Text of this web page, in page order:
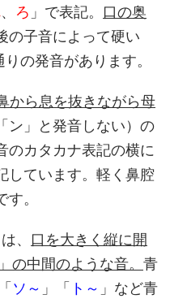
、 ろ 」で表記。 口の奥
の子音によって硬い
の発音があります。
から息を抜きながら母
ン」と発音しない）の
のカタカナ表記の横に
しています。軽く鼻腔
。
、 口を大きく縦に開
の中間のような音。 青
ソ～ 」「 ト～ 」など青